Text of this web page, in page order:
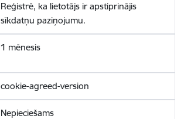
Reģistrē, ka lietotājs ir apstiprinājis
sīkdatņu paziņojumu.
1 mēnesis
cookie-agreed-version
Nepieciešams